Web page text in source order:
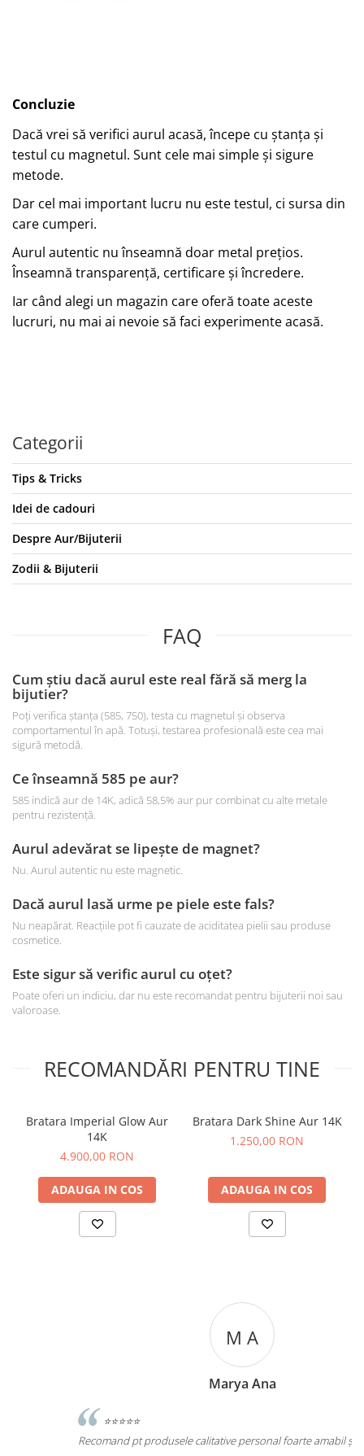
Concluzie
Dacă vrei să verifici aurul acasă, începe cu ștanța și
testul cu magnetul. Sunt cele mai simple și sigure
metode.
Dar cel mai important lucru nu este testul, ci sursa din
care cumperi.
Aurul autentic nu înseamnă doar metal prețios.
Înseamnă transparență, certificare și încredere.
Iar când alegi un magazin care oferă toate aceste
lucruri, nu mai ai nevoie să faci experimente acasă.
Categorii
Tips & Tricks
Idei de cadouri
Despre Aur/Bijuterii
Zodii & Bijuterii
FAQ
Cum știu dacă aurul este real fără să merg la
bijutier?
Poți verifica ștanța (585, 750), testa cu magnetul și observa
comportamentul în apă. Totuși, testarea profesională este cea mai
sigură metodă.
Ce înseamnă 585 pe aur?
585 indică aur de 14K, adică 58,5% aur pur combinat cu alte metale
pentru rezistență.
Aurul adevărat se lipește de magnet?
Nu. Aurul autentic nu este magnetic.
Dacă aurul lasă urme pe piele este fals?
Nu neapărat. Reacțiile pot fi cauzate de aciditatea pielii sau produse
cosmetice.
Este sigur să verific aurul cu oțet?
Poate oferi un indiciu, dar nu este recomandat pentru bijuterii noi sau
valoroase.
RECOMANDĂRI PENTRU TINE
Bratara Imperial Glow Aur
14K
4.900,00 RON
ADAUGA IN COS
Bratara Dark Shine Aur 14K
1.250,00 RON
ADAUGA IN COS
Marya Ana
⭐⭐⭐⭐⭐
Recomand pt produsele calitative personal foarte amabil și promt.